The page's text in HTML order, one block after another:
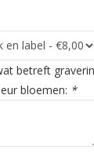
betreft
bloemen: *